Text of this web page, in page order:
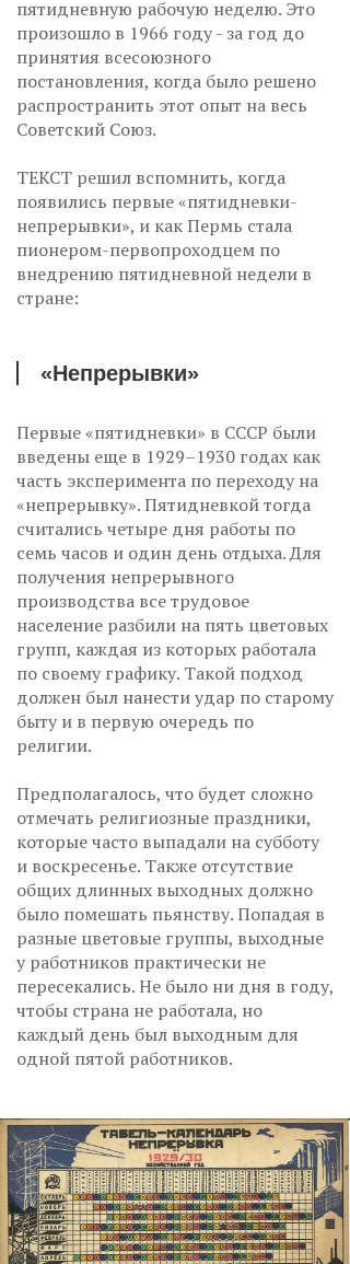
пятидневную рабочую неделю. Это
произошло в 1966 году - за год до
принятия всесоюзного
постановления, когда было решено
распространить этот опыт на весь
Советский Союз.
ТЕКСТ решил вспомнить, когда
появились первые «пятидневки-
непрерывки», и как Пермь стала
пионером-первопроходцем по
внедрению пятидневной недели в
стране:
«Непрерывки»
Первые «пятидневки» в СССР были
введены еще в 1929–1930 годах как
часть эксперимента по переходу на
«непрерывку». Пятидневкой тогда
считались четыре дня работы по
семь часов и один день отдыха. Для
получения непрерывного
производства все трудовое
население разбили на пять цветовых
групп, каждая из которых работала
по своему графику. Такой подход
должен был нанести удар по старому
быту и в первую очередь по
религии.
Предполагалось, что будет сложно
отмечать религиозные праздники,
которые часто выпадали на субботу
и воскресенье. Также отсутствие
общих длинных выходных должно
было помешать пьянству. Попадая в
разные цветовые группы, выходные
у работников практически не
пересекались. Не было ни дня в году,
чтобы страна не работала, но
каждый день был выходным для
одной пятой работников.